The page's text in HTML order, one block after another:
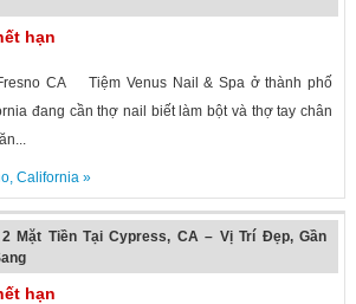
hạn
CA Tiệm Venus Nail & Spa ở thành phố
đang cần thợ nail biết làm bột và thợ tay chân
, California»
Mặt Tiền Tại Cypress, CA – Vị Trí Đẹp, Gần
hạn